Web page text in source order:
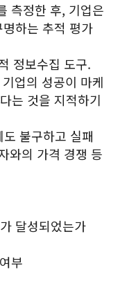
측정한 후, 기업은
하는 추적 평가
정보수집 도구.
업의 성공이 마케
는 것을 지적하기
불구하고 실패
와의 가격 경쟁 등
달성되었는가
부